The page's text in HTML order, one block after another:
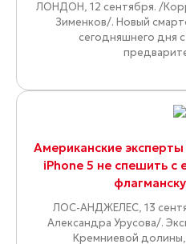
ЛОНДОН, 12 сентября. /
Зименков/. Новый
сегодняшнего дня
Американские
iPhone 5 не спешить с
ЛОС-АНДЖЕЛЕС, 13
Александра Урусова/.
Кремниевой